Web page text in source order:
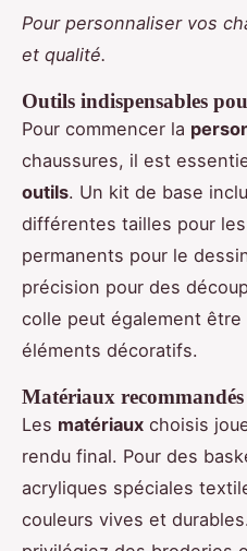
Pour personnaliser vos
et qualité.
Outils indispensables
Pour commencer la
chaussures, il est
outils. Un kit de base
différentes tailles pour
permanents pour le
précision pour des
colle peut également
éléments décoratifs.
Matériaux recommandés
Les matériaux choisis
rendu final. Pour des
acryliques spéciales
couleurs vives et